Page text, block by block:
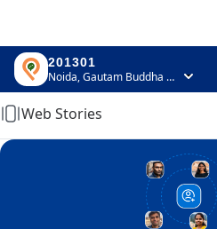
201301
Noida, Gautam Buddha Nagar, Uttar Pradesh
Home
Web Stories